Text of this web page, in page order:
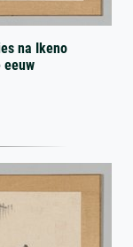
na Ikeno
eeuw